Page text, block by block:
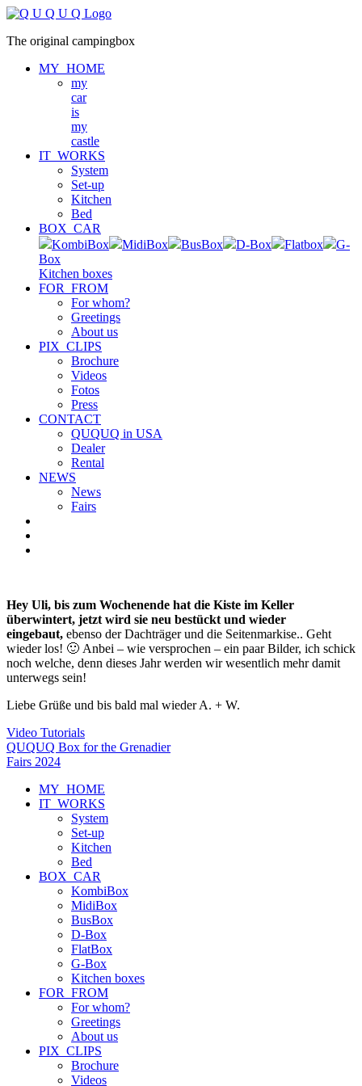
The original campingbox
MY_HOME
my
car
is
my
castle
IT_WORKS
System
Set-up
Kitchen
Bed
BOX_CAR
KombiBox
MidiBox BusBox D-Box Flatbox
G-
Box
Kitchen boxes
FOR_FROM
For whom?
Greetings
About us
PIX_CLIPS
Brochure
Videos
Fotos
Press
CONTACT
QUQUQ in USA
Dealer
Rental
NEWS
News
Fairs
Hey Uli, bis zum Wochenende hat die Kiste im Keller
überwintert, jetzt wird sie neu bestückt und wieder
eingebaut, ebenso der Dachträger und die Seitenmarkise.. Geht
wieder los! 🙂 Anbei – wie versprochen – ein paar Bilder, ich schick
noch welche, denn dieses Jahr werden wir wesentlich mehr damit
unterwegs sein!
Liebe Grüße und bis bald mal wieder A. + W.
Video Tutorials
QUQUQ Box for the Grenadier
Fairs 2024
MY_HOME
IT_WORKS
System
Set-up
Kitchen
Bed
BOX_CAR
KombiBox
MidiBox
BusBox
D-Box
FlatBox
G-Box
Kitchen boxes
FOR_FROM
For whom?
Greetings
About us
PIX_CLIPS
Brochure
Videos